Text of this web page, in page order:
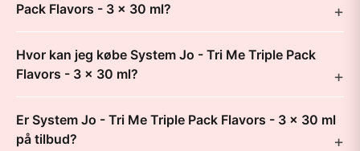
Pack Flavors - 3 x 30 ml?
Hvor kan jeg købe System Jo - Tri Me Triple Pack
Flavors - 3 x 30 ml?
Er System Jo - Tri Me Triple Pack Flavors - 3 x 30 ml
på tilbud?